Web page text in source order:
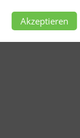
Akzeptieren